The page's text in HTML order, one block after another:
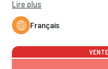
de la campagne Calice - Le
Lire plus
Français